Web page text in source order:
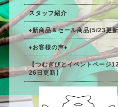
スタッフ紹介
♦新商品＆セール商品(5/23更新
♦お客様の声♦
【つむぎびとイベントページ
26日更新】